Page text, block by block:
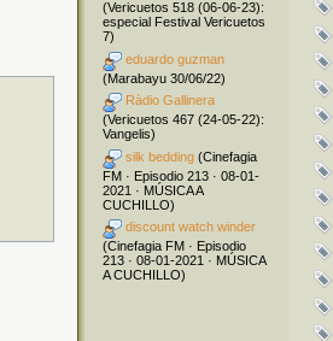
(Vericuetos 518 (06-06-23):
especial Festival Vericuetos
7)
eduardo guzman
(Marabayu 30/06/22)
Ràdio Gallinera
(Vericuetos 467 (24-05-22):
Vangelis)
silk bedding (Cinefagia
FM · Episodio 213 · 08-01-
2021 · MÚSICA A
CUCHILLO)
discount watch winder
(Cinefagia FM · Episodio
213 · 08-01-2021 · MÚSICA
A CUCHILLO)